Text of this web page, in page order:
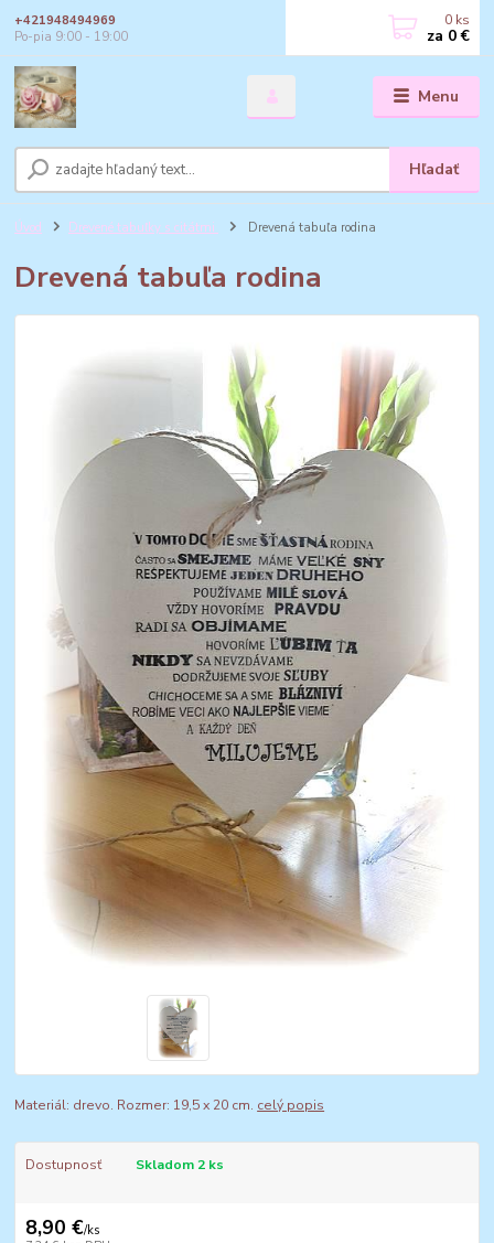
Menu
Hľadať
+421948494969
Po-pia 9:00 - 19:00
0 ks
za 0 €
Úvod Drevené tabuľky s citátmi Drevená tabuľa rodina
Drevená tabuľa rodina
Materiál: drevo. Rozmer: 19,5 x 20 cm. celý popis
Dostupnosť Skladom 2 ks
8,90 €/ks